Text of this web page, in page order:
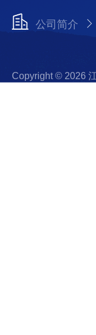
公司简介
Copyright © 2026